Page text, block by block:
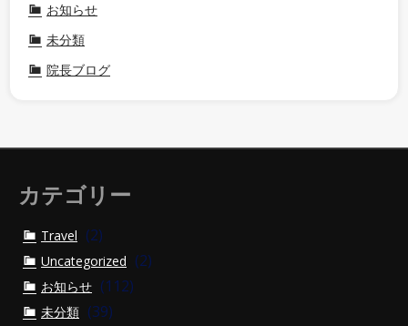
お知らせ
未分類
院長ブログ
カテゴリー
Travel (2)
Uncategorized (2)
お知らせ (112)
未分類 (39)